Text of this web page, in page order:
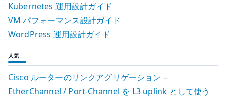
Kubernetes 運用設計ガイド
VM パフォーマンス設計ガイド
WordPress 運用設計ガイド
人気
Cisco ルーターのリンクアグリゲーション –
EtherChannel / Port-Channel を L3 uplink として使う